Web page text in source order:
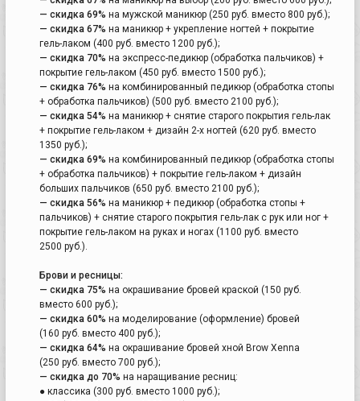
— скидка 69% на мужской маникюр (250 руб. вместо 800 руб.);
— скидка 67% на маникюр + укрепление ногтей + покрытие
гель-лаком (400 руб. вместо 1200 руб.);
— скидка 70% на экспресс-педикюр (обработка пальчиков) +
покрытие гель-лаком (450 руб. вместо 1500 руб.);
— скидка 76% на комбинированный педикюр (обработка стопы
+ обработка пальчиков) (500 руб. вместо 2100 руб.);
— скидка 54% на маникюр + снятие старого покрытия гель-лак
+ покрытие гель-лаком + дизайн 2-х ногтей (620 руб. вместо
1350 руб.);
— скидка 69% на комбинированный педикюр (обработка стопы
+ обработка пальчиков) + покрытие гель-лаком + дизайн
больших пальчиков (650 руб. вместо 2100 руб.);
— скидка 56% на маникюр + педикюр (обработка стопы +
пальчиков) + снятие старого покрытия гель-лак с рук или ног +
покрытие гель-лаком на руках и ногах (1100 руб. вместо
2500 руб.).
Брови и ресницы:
— скидка 75% на окрашивание бровей краской (150 руб.
вместо 600 руб.);
— скидка 60% на моделирование (оформление) бровей
(160 руб. вместо 400 руб.);
— скидка 64% на окрашивание бровей хной Brow Xenna
(250 руб. вместо 700 руб.);
— скидка до 70% на наращивание ресниц:
● классика (300 руб. вместо 1000 руб.);